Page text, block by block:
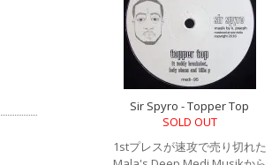
Sir Spyro - Topper Top
SOLD OUT
1stプレスが速攻で売り切れた